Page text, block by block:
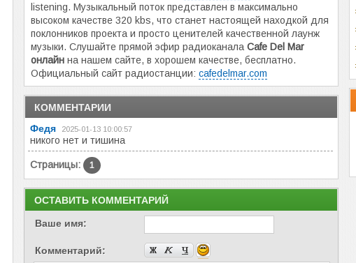
listening. Музыкальный поток представлен в максимально
высоком качестве 320 kbs, что станет настоящей находкой для
поклонников проекта и просто ценителей качественной лаунж
музыки. Слушайте прямой эфир радиоканала Cafe Del Mar
онлайн на нашем сайте, в хорошем качестве, бесплатно.
Официальный сайт радиостанции: cafedelmar.com
КОММЕНТАРИИ
Федя
2025-01-13 10:00:57
никого нет и тишина
Страницы: 1
ОСТАВИТЬ КОММЕНТАРИЙ
Ваше имя:
Комментарий: